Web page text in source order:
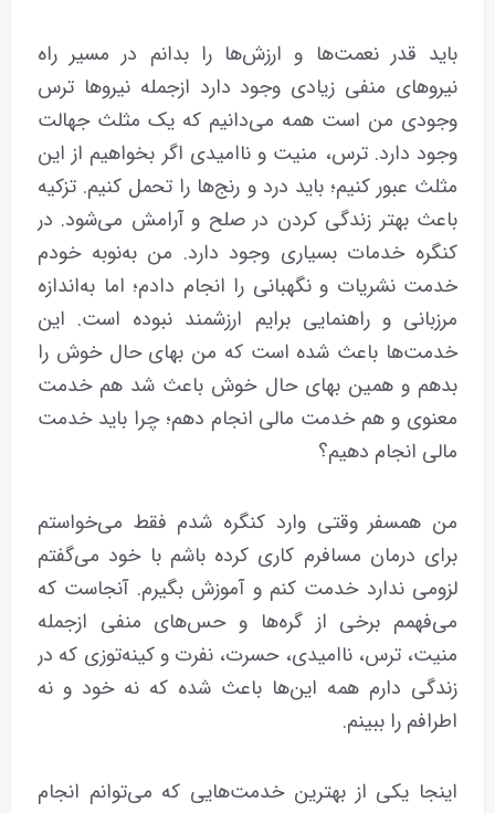
باید قدر نعمت‌ها و ارزش‌ها را بدانم در مسیر راه
نیروهای منفی زیادی وجود دارد ازجمله نیرو‌ها ترس
وجودی من است همه می‌دانیم که یک مثلث جهالت
وجود دارد. ترس، منیت و ناامیدی اگر بخواهیم از این
مثلث عبور کنیم؛ باید درد و رنج‌ها را تحمل‌ کنیم. تزکیه
باعث بهتر زندگی کردن در صلح و آرامش می‌شود. در
کنگره خدمات بسیاری وجود دارد. من به‌نوبه خودم
خدمت نشریات و نگهبانی را انجام دادم؛ اما به‌اندازه
مرزبانی و راهنمایی برایم ارزشمند نبوده است. این
خدمت‌ها باعث شده است که من بهای حال خوش را
بدهم و همین بهای حال خوش باعث شد هم خدمت
معنوی و هم خدمت مالی انجام دهم؛ چرا باید خدمت
مالی انجام دهیم؟
من همسفر وقتی وارد کنگره شدم فقط می‌خواستم
برای درمان مسافرم کاری کرده باشم با خود می‌گفتم
لزومی ندارد خدمت کنم و آموزش بگیرم. آنجاست که
می‌فهمم برخی از گره‌ها و حس‌های منفی ازجمله
منیت، ترس، ناامیدی، حسرت، نفرت و کینه‌توزی که در
زندگی دارم همه این‌ها باعث شده که نه خود و نه
اطرافم را ببینم.
اینجا یکی از بهترین خدمت‌هایی که می‌توانم انجام